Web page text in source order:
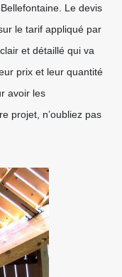
Le devis
le tarif appliqué par
et détaillé qui va
prix et leur quantité
avoir les
projet, n’oubliez pas